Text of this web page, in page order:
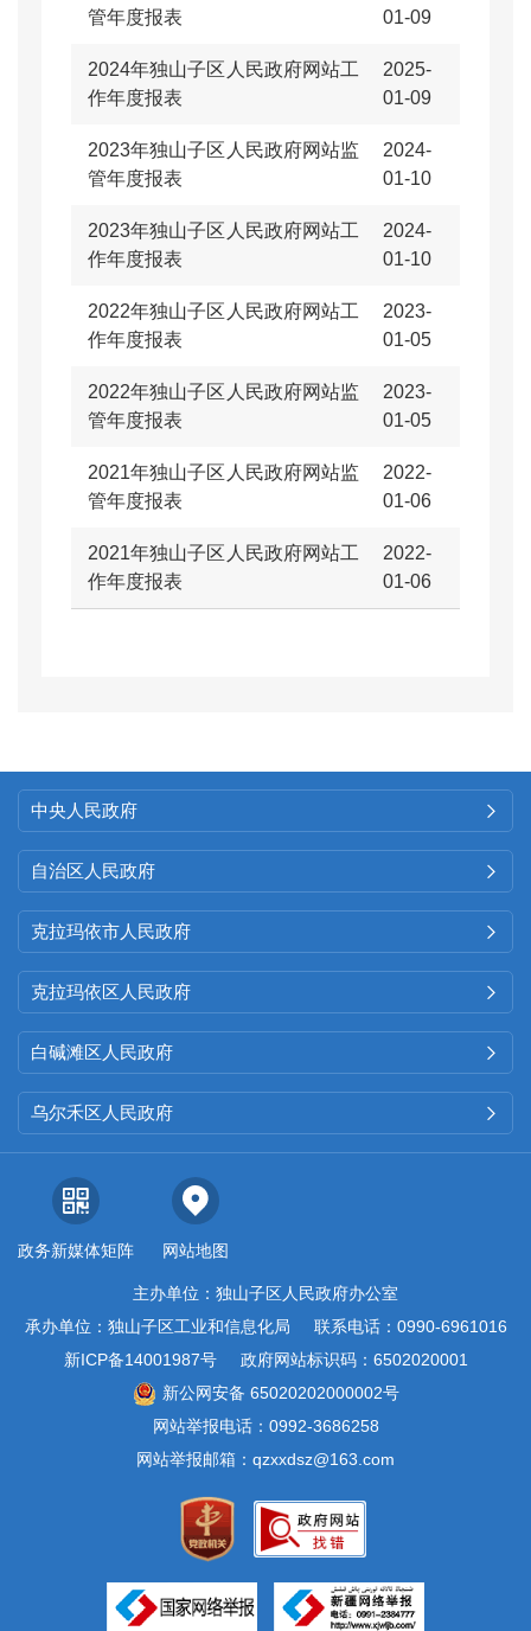
管年度报表
01-09
2024年独山子区人民政府网站工
作年度报表
2025-
01-09
2023年独山子区人民政府网站监
管年度报表
2024-
01-10
2023年独山子区人民政府网站工
作年度报表
2024-
01-10
2022年独山子区人民政府网站工
作年度报表
2023-
01-05
2022年独山子区人民政府网站监
管年度报表
2023-
01-05
2021年独山子区人民政府网站监
管年度报表
2022-
01-06
2021年独山子区人民政府网站工
作年度报表
2022-
01-06
中央人民政府 
自治区人民政府 
克拉玛依市人民政府 
克拉玛依区人民政府 
白碱滩区人民政府 
乌尔禾区人民政府 
政务新媒体矩阵 网站地图
主办单位：独山子区人民政府办公室
承办单位：独山子区工业和信息化局
联系电话：0990-6961016
新ICP备14001987号
政府网站标识码：6502020001
新公网安备 65020202000002号
网站举报电话：0992-3686258
网站举报邮箱：qzxxdsz@163.com